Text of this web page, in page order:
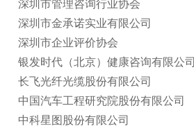
深圳市管理咨询行业协会
深圳市金承诺实业有限公司
深圳市企业评价协会
银发时代（北京）健康咨询有限公司
长飞光纤光缆股份有限公司
中国汽车工程研究院股份有限公司
中科星图股份有限公司